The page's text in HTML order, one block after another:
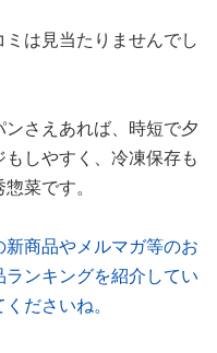
は見当たりませんでし
ンさえあれば、時短で夕
しやすく、冷凍保存も
菜です。
商品やメルマガ等のお
ンキングを紹介してい
ださいね。